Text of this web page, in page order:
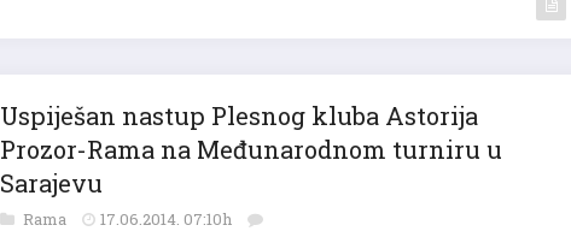
Uspiješan nastup Plesnog kluba Astorija
Prozor-Rama na Međunarodnom turniru u
Sarajevu
Rama 17.06.2014. 07:10h